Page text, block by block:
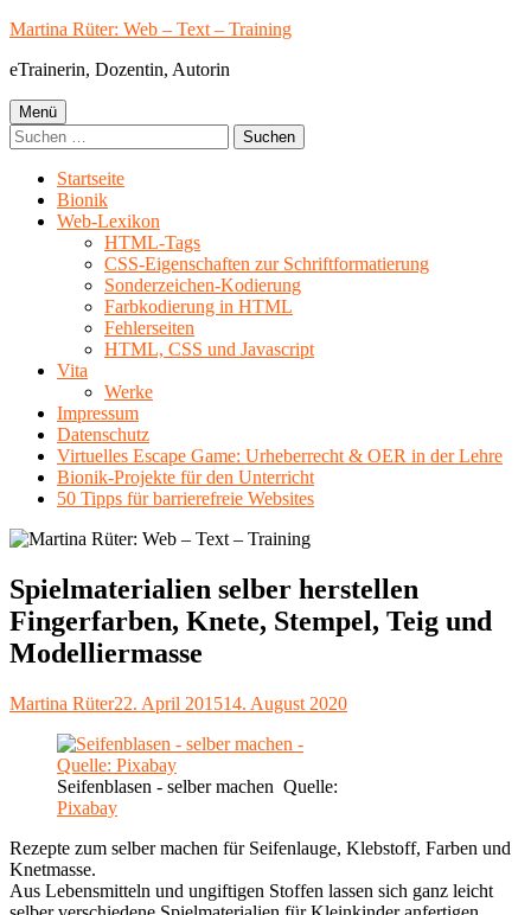
Springe
Inhalt
Martina Rüter: Web – Text – Training
eTrainerin, Dozentin, Autorin
Primäres
Menü
Menü
Suchen
nach:
Startseite
Bionik
Web-Lexikon
HTML-Tags
CSS-Eigenschaften zur Schriftformatierung
Sonderzeichen-Kodierung
Farbkodierung in HTML
Fehlerseiten
HTML, CSS und Javascript
Vita
Werke
Impressum
Datenschutz
Virtuelles Escape Game: Urheberrecht & OER in der Lehre
Bionik-Projekte für den Unterricht
50 Tipps für barrierefreie Websites
Spielmaterialien selber herstellen
Fingerfarben, Knete, Stempel, Teig und
Modelliermasse
Autor
Martina RüterVeröffentlicht
22. April 201514. August 2020
Seifenblasen - selber machen Quelle:
Pixabay
Rezepte zum selber machen für Seifenlauge, Klebstoff, Farben und
Knetmasse.
Aus Lebensmitteln und ungiftigen Stoffen lassen sich ganz leicht